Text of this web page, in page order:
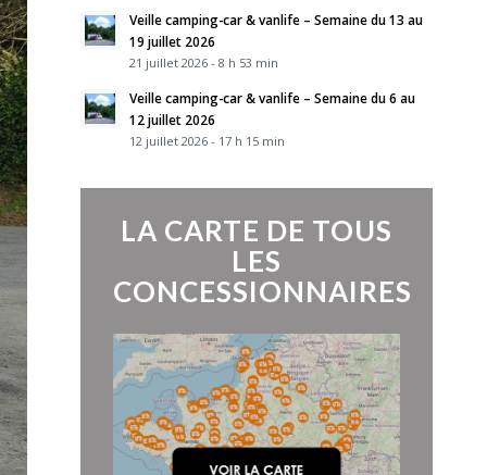
Veille camping-car & vanlife – Semaine du 13 au
19 juillet 2026
21 juillet 2026 - 8 h 53 min
Veille camping-car & vanlife – Semaine du 6 au
12 juillet 2026
12 juillet 2026 - 17 h 15 min
LA CARTE DE TOUS
LES
CONCESSIONNAIRES